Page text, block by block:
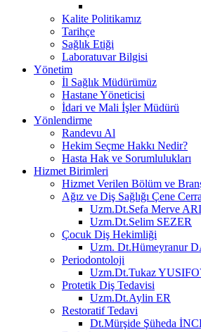
Kalite Politikamız
Tarihçe
Sağlık Etiği
Laboratuvar Bilgisi
Yönetim
İl Sağlık Müdürümüz
Hastane Yöneticisi
İdari ve Mali İşler Müdürü
Yönlendirme
Randevu Al
Hekim Seçme Hakkı Nedir?
Hasta Hak ve Sorumlulukları
Hizmet Birimleri
Hizmet Verilen Bölüm ve
Ağız ve Diş Sağlığı Çene
Uzm.Dt.Sefa Merve
Uzm.Dt.Selim SEZER
Çocuk Diş Hekimliği
Uzm. Dt.Hümeyranur
Periodontoloji
Uzm.Dt.Tukaz
Protetik Diş Tedavisi
Uzm.Dt.Aylin ER
Restoratif Tedavi
Dt.Mürşide Şüheda